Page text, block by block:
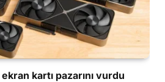
kartı pazarını vurdu